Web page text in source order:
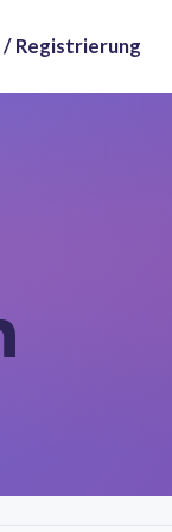
/ Registrierung